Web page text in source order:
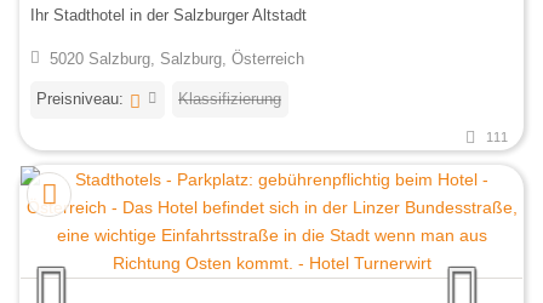
Ihr Stadthotel in der Salzburger Altstadt
5020 Salzburg, Salzburg, Österreich
Preisniveau: Klassifizierung
111